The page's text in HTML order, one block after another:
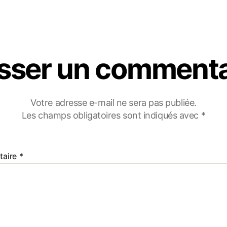
un
Votre adresse e-mail ne sera pas publiée.
Les champs obligatoires sont indiqués avec *
*